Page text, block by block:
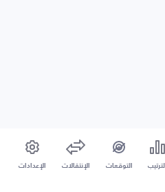
الترتيب التوقعات الإنتقالات الإعدادات